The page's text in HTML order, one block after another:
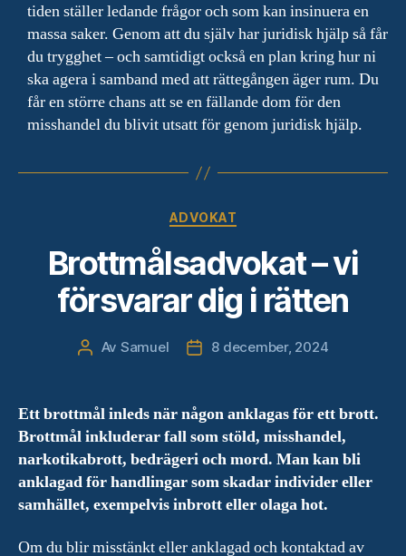
tiden ställer ledande frågor och som kan insinuera en
massa saker. Genom att du själv har juridisk hjälp så får
du trygghet – och samtidigt också en plan kring hur ni
ska agera i samband med att rättegången äger rum. Du
får en större chans att se en fällande dom för den
misshandel du blivit utsatt för genom juridisk hjälp.
Kategorier
ADVOKAT
Brottmålsadvokat – vi
försvarar dig i rätten
Inläggsförfattare
Av Samuel Inläggsdatum
8 december, 2024
Ett brottmål inleds när någon anklagas för ett brott.
Brottmål inkluderar fall som stöld, misshandel,
narkotikabrott, bedrägeri och mord. Man kan bli
anklagad för handlingar som skadar individer eller
samhället, exempelvis inbrott eller olaga hot.
Om du blir misstänkt eller anklagad och kontaktad av